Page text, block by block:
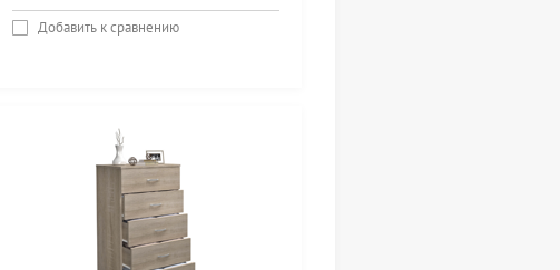
Добавить к сравнению